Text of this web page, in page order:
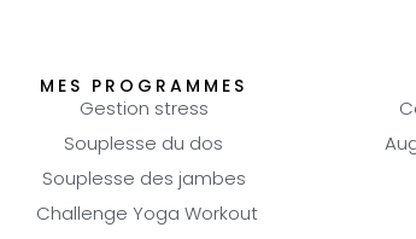
MES PROGRAMMES
Gestion stress
Souplesse du dos
Souplesse des jambes
Challenge Yoga Workout